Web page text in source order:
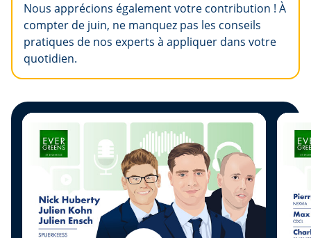
Nous apprécions également votre contribution ! À
compter de juin, ne manquez pas les conseils
pratiques de nos experts à appliquer dans votre
quotidien.